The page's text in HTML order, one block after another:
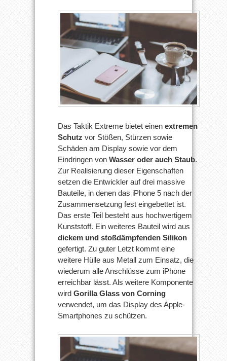
Das Taktik Extreme bietet einen extremen
Schutz vor Stößen, Stürzen sowie
Schäden am Display sowie vor dem
Eindringen von Wasser oder auch Staub.
Zur Realisierung dieser Eigenschaften
setzen die Entwickler auf drei massive
Bauteile, in denen das iPhone 5 nach der
Zusammensetzung fest eingebettet ist.
Das erste Teil besteht aus hochwertigem
Kunststoff. Ein weiteres Bauteil wird aus
dickem und stoßdämpfenden Silikon
gefertigt. Zu guter Letzt kommt eine
weitere Hülle aus Metall zum Einsatz, die
wiederum alle Anschlüsse zum iPhone
erreichbar lässt. Als weitere Komponente
wird Gorilla Glass von Corning
verwendet, um das Display des Apple-
Smartphones zu schützen.